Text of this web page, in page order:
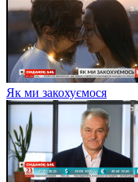
Як ми закохуємося